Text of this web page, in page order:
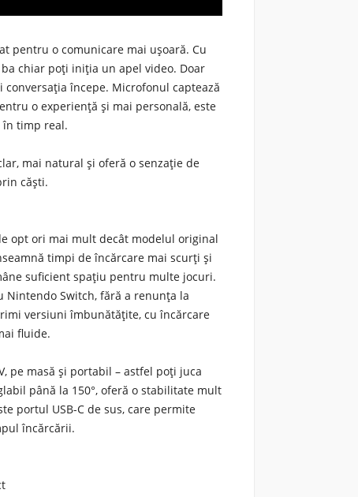
pentru o comunicare mai ușoară. Cu
chiar poți iniția unapel video. Doar
conversația începe. Microfonul captează
o experiență și mai personală, este
în timp real.
mai natural și oferă o senzație de
căști.
opt ori mai mult decât modelul original
timpi de încărcare mai scurți și
suficient spațiu pentru multe jocuri.
Nintendo Switch, fără a renunța la
versiuni îmbunătățite, cu încărcare
fluide.
pe masă și portabil – astfel poți juca
până la 150°, oferă o stabilitate mult
portul USB-C de sus, care permite
încărcării.